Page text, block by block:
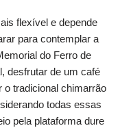
flexível e depende
para contemplar a
do Ferro de
desfrutar de um café
o tradicional chimarrão
todas essas
pela plataforma dure